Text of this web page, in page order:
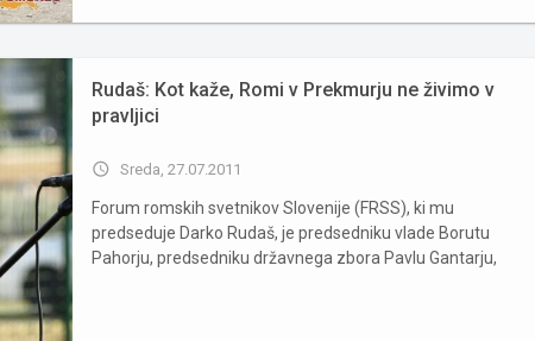
Rudaš: Kot kaže, Romi v Prekmurju ne živimo v
pravljici
access_time Sreda, 27.07.2011
Forum romskih svetnikov Slovenije (FRSS), ki mu
predseduje Darko Rudaš, je predsedniku vlade Borutu
Pahorju, predsedniku državnega zbora Pavlu Gantarju,